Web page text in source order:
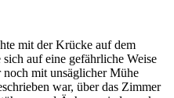
mit der Krücke auf dem
auf eine gefährliche Weise
noch mit unsäglicher Mühe
war, über das Zimmer